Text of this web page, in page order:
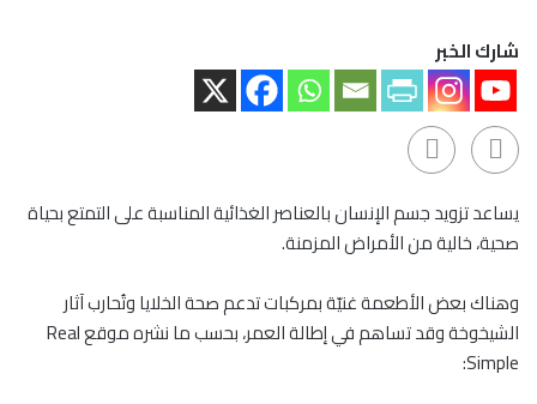
شارك الخبر
يساعد تزويد جسم الإنسان بالعناصر الغذائية المناسبة على التمتع بحياة
صحية، خالية من الأمراض المزمنة.
وهناك بعض الأطعمة غنيّة بمركبات تدعم صحة الخلايا وتُحارب آثار
الشيخوخة وقد تساهم في إطالة العمر، بحسب ما نشره موقع Real
Simple: